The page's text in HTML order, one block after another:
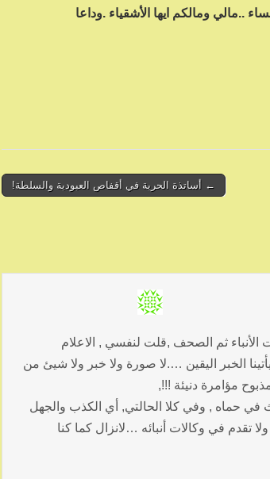
ومالكم ايها الأشقياء .وداعا
← أساتذة الحرية في أقفاص العبودية والسلطة!
ثم الصحف ,قلت لنفسي , الاعلام
الخبر اليقين ….لا صورة ولا خبر ولا شيئ من
مؤامرة دنيئة !!!,
في حماه , وفي كلا الحالتي, أي الكذب والجهل
تقدم في وكالات أنبائه …لانزال كما كنا